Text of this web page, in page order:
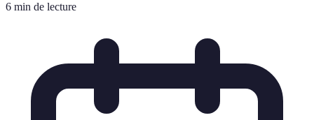
6 min de lecture